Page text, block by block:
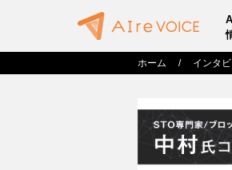
ホーム インタ